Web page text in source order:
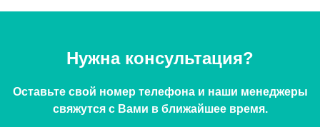
Нужна консультация?
Оставьте свой номер телефона и наши менеджеры
свяжутся с Вами в ближайшее время.